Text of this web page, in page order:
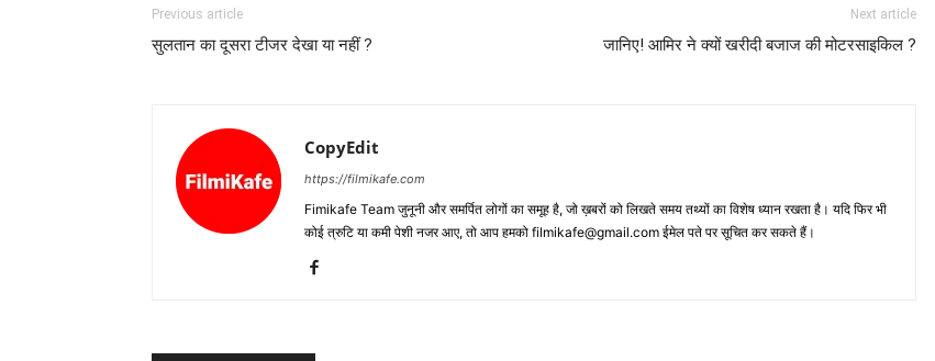
Previous article
सुलतान का दूसरा टीजर देखा या नहीं ?
Next article
जानिए! आमिर ने क्‍यों खरीदी बजाज की मोटरसाइकिल ?
CopyEdit
https://filmikafe.com
Fimikafe Team जुनूनी और समर्पित लोगों का समूह है, जो ख़बरों को लिखते समय तथ्‍यों का विशेष ध्‍यान रखता है। यदि फिर भी
कोई त्रुटि या कमी पेशी नजर आए, तो आप हमको filmikafe@gmail.com ईमेल पते पर सूचित कर सकते हैं।